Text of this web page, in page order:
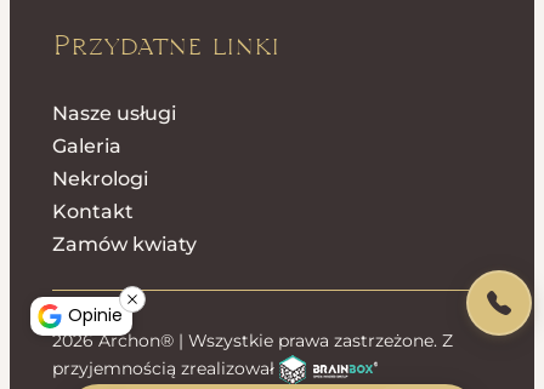
Przydatne linki
Nasze usługi
Galeria
Nekrologi
Kontakt
Zamów kwiaty
2026 Archon® | Wszystkie prawa zastrzeżone. Z
przyjemnością zrealizował
Opinie